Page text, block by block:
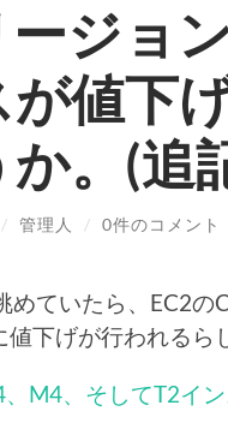
ジョ
が値下
。(追
/ 管理人 / 0件のコメント
めていたら、EC2
下げが行われるら
、M4、そしてT2イ